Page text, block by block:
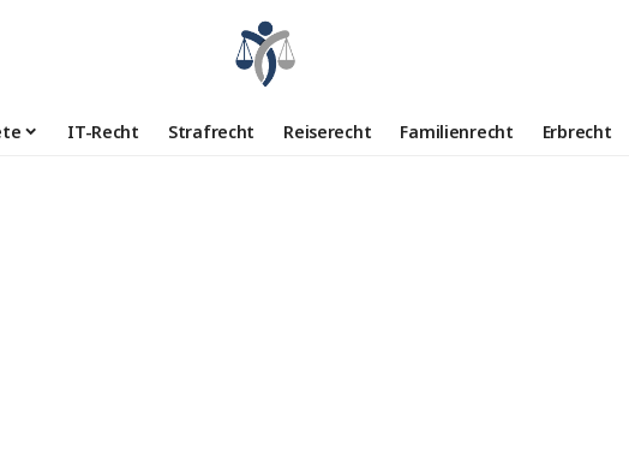
IT-Recht Strafrecht Reiserecht Familienrecht Erbrecht